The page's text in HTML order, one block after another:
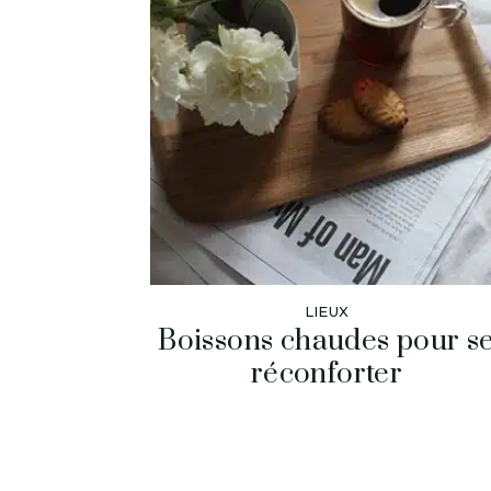
LIEUX
Boissons chaudes pour
réconforter